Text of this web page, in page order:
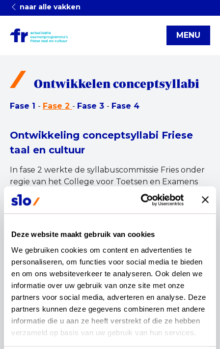
Deze website maakt gebruik van cookies
We gebruiken cookies om content en advertenties te
personaliseren, om functies voor social media te bieden
en om ons websiteverkeer te analyseren. Ook delen we
informatie over uw gebruik van onze site met onze
partners voor social media, adverteren en analyse. Deze
partners kunnen deze gegevens combineren met andere
informatie die u aan ze heeft verstrekt of die ze hebben
verzameld op basis van uw gebruik van hun services.
naar alle vakken
MENU
Ontwikkelen conceptsyllabi
Fase 1 - Fase 2 - Fase 3 - Fase 4
Ontwikkeling conceptsyllabi Friese
taal en cultuur
In fase 2 werkte de syllabuscommissie Fries onder
regie van het College voor Toetsen en Examens
(CvTE) drie conceptsyllabi uit voor vmbo-gl/tl, havo
en vwo. Dit betekent dat in 2024-2025 de
inhouden uit de conceptexamenprogramma's, die
uitgewerkt in specificaties. Syllabi vormen de basis
voor de uitwerking van centrale examens. En het
gereedschap voor leraren om hun leerlingen op
het centrale examen voor te bereiden.
De syllabuscommissie is nagegaan in hoeverre de
conceptexamenprogramma’s geschikt zijn om
conceptsyllabi te maken. De commissie heeft
ervoor gezorgd dat programma’s en syllabi goed